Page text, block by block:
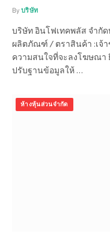
By บริษัท
บริษัท อินโฟเทคพลัส จำกั
ผลิตภัณฑ์ / ตราสินค้า :เจ้
ความสนใจที่จะลงโฆษณ
ปรับฐานข้อมูลให้ …
ห้างหุ้นส่วนจำกัด